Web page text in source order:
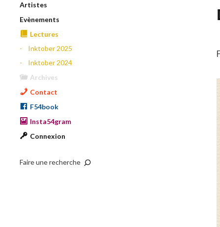
Artistes
Evènements
Lectures
Inktober 2025
Inktober 2024
Archives
Contact
F54book
Insta54gram
Connexion
Faire une recherche